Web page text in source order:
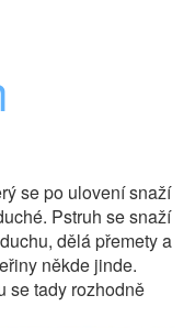
se po ulovení snaží
Pstruh se snaží
dělá přemety a
někde jinde.
se tady rozhodně